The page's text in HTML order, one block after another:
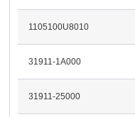
1105100U8010
31911-1A000
31911-25000